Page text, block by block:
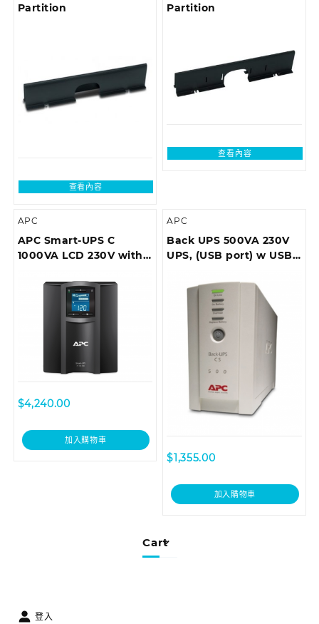
Cart
Partition
查看內容
Partition
查看內容
APC
APC Smart-UPS C
1000VA LCD 230V with
add network card)
$4,240.00
加入購物車
APC
Back UPS 500VA 230V
UPS, (USB port) w USB
$1,355.00
加入購物車
登入